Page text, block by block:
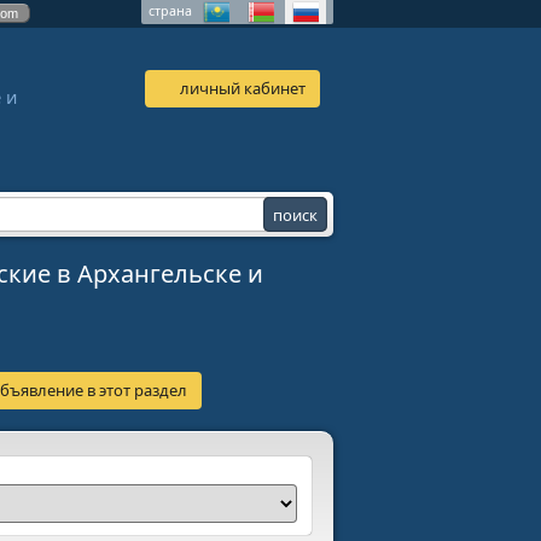
страна
и
личный кабинет
в Архангельске и
в этот раздел